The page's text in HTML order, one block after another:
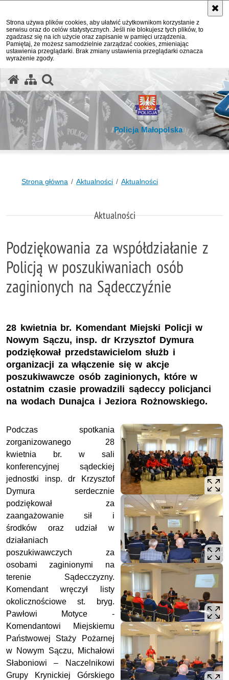
Strona używa plików cookies, aby ułatwić użytkownikom korzystanie z
serwisu oraz do celów statystycznych. Jeśli nie blokujesz tych plików, to
zgadzasz się na ich użycie oraz zapisanie w pamięci urządzenia.
Pamiętaj, że możesz samodzielnie zarządzać cookies, zmieniając
ustawienia przeglądarki. Brak zmiany ustawienia przeglądarki oznacza
wyrażenie zgody.
Policja Małopolska
Strona główna Aktualności Aktualności
Aktualności
Podziękowania za współdziałanie z
Policją w poszukiwaniach osób
zaginionych na Sądecczyźnie
28 kwietnia br. Komendant Miejski Policji w
Nowym Sączu, insp. dr Krzysztof Dymura
podziękował przedstawicielom służb i
organizacji za włączenie się w akcje
poszukiwawcze osób zaginionych, które w
ostatnim czasie prowadzili sądeccy policjanci
na wodach Dunajca i Jeziora Rożnowskiego.
Podczas spotkania
zorganizowanego 28
kwietnia br. w sali
konferencyjnej sądeckiej
jednostki insp. dr Krzysztof
Dymura serdecznie
podziękował za
zaangażowanie sił i
środków oraz udział w
działaniach
poszukiwawczych za
osobami zaginionymi na
terenie Sądecczyzny.
Komendant wręczył listy
okolicznościowe st. bryg.
Pawłowi Motyce -
Komendantowi Miejskiemu
Państwowej Staży Pożarnej
w Nowym Sączu, Michałowi
Słaboniowi – Naczelnikowi
Grupy Krynickiej Górskiego